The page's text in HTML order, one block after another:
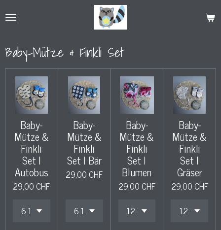
Hauptinhalt
Baby-Mütze & Finkli Set
Baby-
Mütze &
Finkli
Set l
Autobus
29,00 CHF
Baby-
Mütze &
Finkli
Set l Bär
29,00 CHF
Baby-
Mütze &
Finkli
Set l
Blumen
29,00 CHF
Baby-
Mütze &
Finkli
Set l
Gräser
29,00 CHF